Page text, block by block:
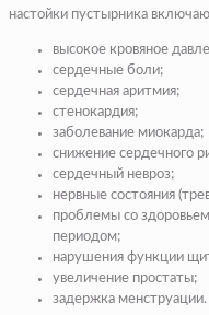
настойки пустырника
высокое кровяное
сердечные боли;
сердечная аритмия;
стенокардия;
заболевание миокарда;
снижение сердечного
сердечный невроз;
нервные состояния
проблемы со
периодом;
нарушения функции
увеличение простаты;
задержка менструации.